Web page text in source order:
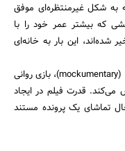
به شکل غیرمنتظره‌ای موفق
کشیشی که بیشتر عمر خود را با
شده‌اند، این بار به خانه‌ای
«آخرین جن‌گیری» ترکیبی است از مستند جعلی (mockumentary)، بازی روانی
قدرت فیلم در ایجاد
تماشای یک پرونده مستند